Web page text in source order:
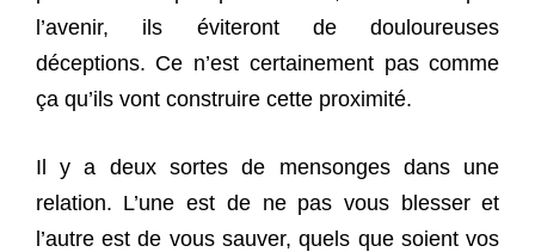
l’avenir, ils éviteront de douloureuses
déceptions. Ce n’est certainement pas comme
ça qu’ils vont construire cette proximité.
Il y a deux sortes de mensonges dans une
relation. L’une est de ne pas vous blesser et
l’autre est de vous sauver, quels que soient vos